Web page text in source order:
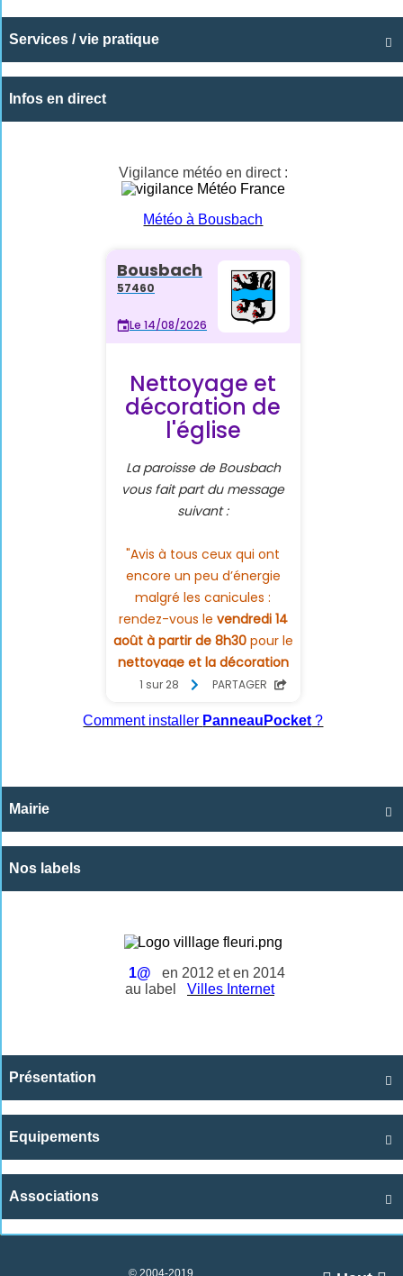

Services / vie pratique
Infos en direct
Vigilance météo en direct :
Météo à Bousbach
Comment installer PanneauPocket ?

Mairie
Nos labels
1@
en 2012 et en 2014
au label
Villes Internet

Présentation

Equipements

Associations